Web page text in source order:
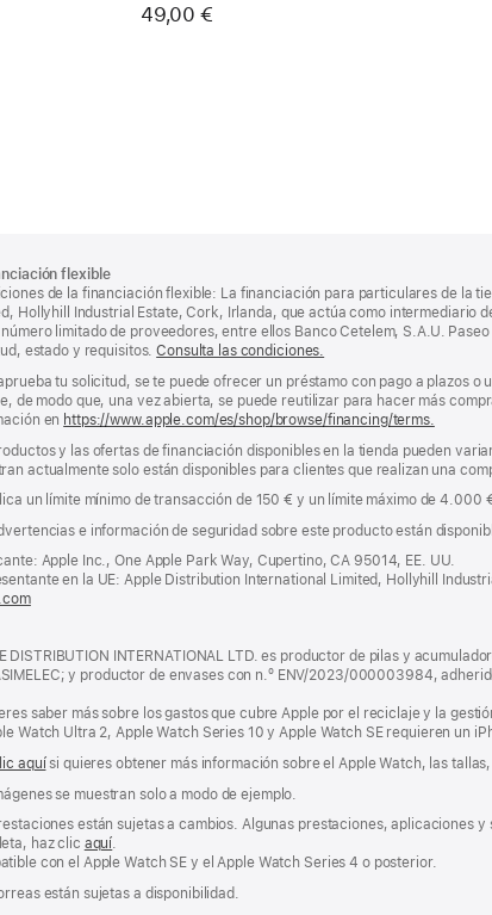
49,00 €
flexible
de la financiación flexible: La financiación para particulares de la
Hollyhill Industrial Estate, Cork, Irlanda, que actúa como
limitado de proveedores, entre ellos Banco Cetelem, S.A.U.
estado y requisitos.Consulta las condiciones.
tu solicitud, se te puede ofrecer un préstamo con pago a plazos
de modo que, una vez abierta, se puede reutilizar para hacer más
en https://www.apple.com/es/shop/browse/financing/terms.
y las ofertas de financiación disponibles en la tienda pueden
actualmente solo están disponibles para clientes que realizan una
un límite mínimo de transacción de 150 € y un límite máximo de 4.000
e información de seguridad sobre este producto están
Apple Inc., One Apple Park Way, Cupertino, CA 95014, EE. UU.
en la UE: Apple Distribution International Limited, Hollyhill
(se
una
ventana
DISTRIBUTION INTERNATIONAL LTD. es productor de pilas y
y productor de envases con n.º ENV/2023/000003984,
saber más sobre los gastos que cubre Apple por el reciclaje y la
Watch Ultra 2, Apple Watch Series 10 y Apple Watch SE requieren un
aquísi quieres obtener más información sobre el Apple Watch, las
se muestran solo a modo de ejemplo.
están sujetas a cambios. Algunas prestaciones, aplicaciones
haz clic aquí.
con el Apple Watch SE y el Apple Watch Series 4 o posterior.
están sujetas a disponibilidad.